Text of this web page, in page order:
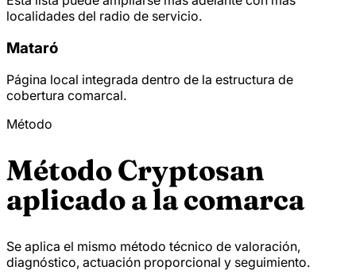
localidades del radio de servicio.
Mataró
Página local integrada dentro de la estructura de
cobertura comarcal.
Método
Método Cryptosan
aplicado a la comarca
Se aplica el mismo método técnico de valoración,
diagnóstico, actuación proporcional y seguimiento.